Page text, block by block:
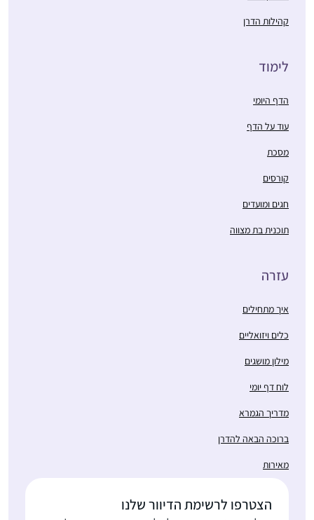
קהילות הדרן
לימוד
הדף היומי
עוד על הדף
מסכת
קורסים
חגים ומועדים
תוכנית בת מצווה
עזרה
איך מתחילים
כלים ויזואליים
מילון מושגים
לוח דף יומי
מדריך הגמרא
ברוכה הבאה להדרן
מאירות
הצטרפו לרשימת הדיוור שלנו